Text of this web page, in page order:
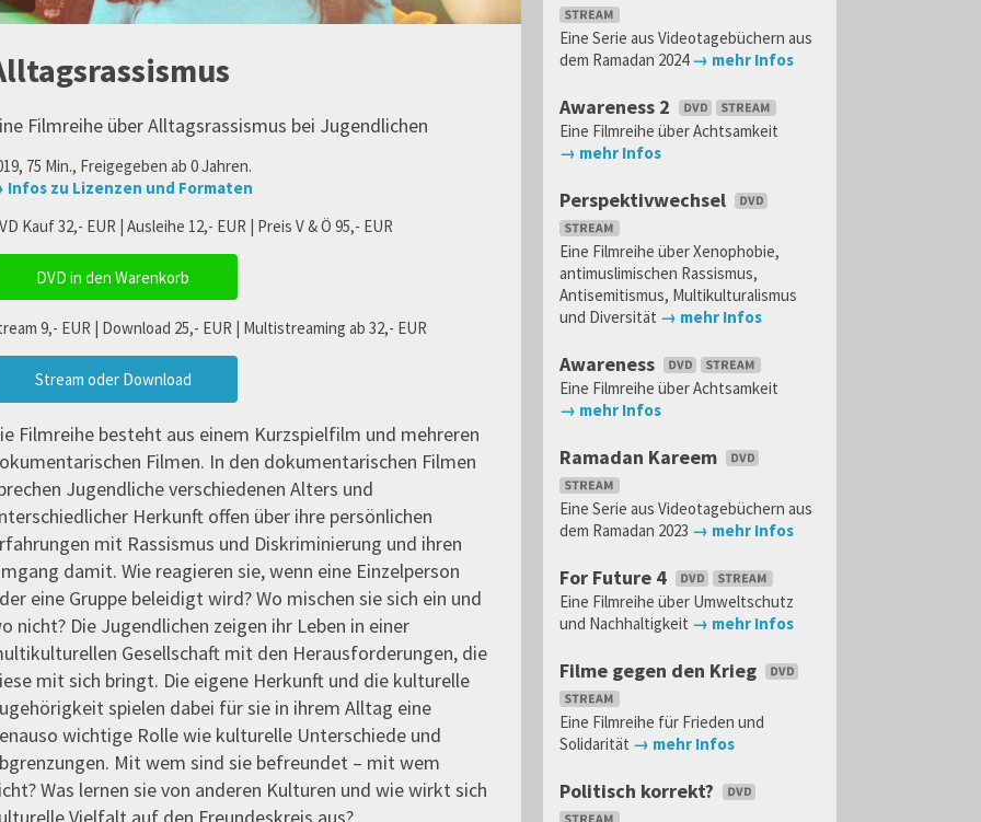
Filmreihe über Alltagsrassismus bei Jugendlichen
75 Min., Freigegeben ab 0 Jahren.
Infos zu Lizenzen und Formaten
Kauf 32,- EUR | Ausleihe 12,- EUR | Preis V & Ö 95,- EUR
DVD in den Warenkorb
9,- EUR | Download 25,- EUR | Multistreaming ab 32,- EUR
Stream oder Download
Filmreihe besteht aus einem Kurzspielfilm und mehreren
Filmen. In den dokumentarischen Filmen
Jugendliche verschiedenen Alters und
Herkunft offen über ihre persönlichen
mit Rassismus und Diskriminierung und ihren
damit. Wie reagieren sie, wenn eine Einzelperson
eine Gruppe beleidigt wird? Wo mischen sie sich ein und
nicht? Die Jugendlichen zeigen ihr Leben in einer
Gesellschaft mit den Herausforderungen, die
mit sich bringt. Die eigene Herkunft und die kulturelle
spielen dabei für sie in ihrem Alltag eine
wichtige Rolle wie kulturelle Unterschiede und
Mit wem sind sie befreundet – mit wem
Was lernen sie von anderen Kulturen und wie wirkt sich
Eine Serie aus Videotagebüchern aus
dem Ramadan 2024→ mehr Infos
Awareness 2
Eine Filmreihe über Achtsamkeit
→ mehr Infos
Perspektivwechsel
Eine Filmreihe über Xenophobie,
antimuslimischen Rassismus,
Antisemitismus, Multikulturalismus
und Diversität → mehr Infos
Awareness
Eine Filmreihe über Achtsamkeit
→ mehr Infos
Ramadan Kareem
Eine Serie aus Videotagebüchern aus
dem Ramadan 2023 → mehr Infos
For Future 4
Eine Filmreihe über Umweltschutz
und Nachhaltigkeit → mehr Infos
Filme gegen den Krieg
Eine Filmreihe für Frieden und
Solidarität → mehr Infos
Politisch korrekt?